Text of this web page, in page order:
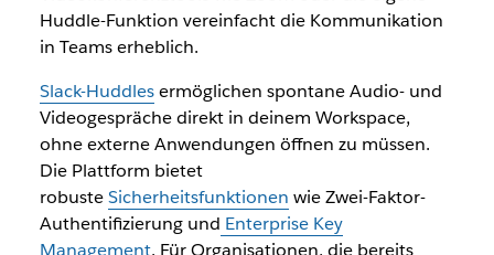
Huddle-Funktion vereinfacht die Kommunikation
in Teams erheblich.
Slack-Huddlesermöglichen spontane Audio- und
Videogespräche direkt in deinem Workspace,
ohne externe Anwendungen öffnen zu müssen.
Die Plattform bietet
robusteSicherheitsfunktionen wie Zwei-Faktor-
Authentifizierung und Enterprise Key